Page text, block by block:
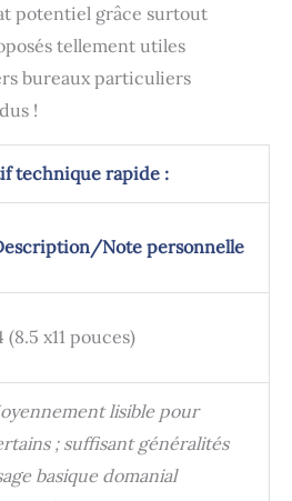
potentiel grâce surtout
tellement utiles
bureaux particuliers
!
technique rapide :
Note personnelle
(8.5 x11 pouces)
lisible pour
; suffisant généralités
basique domanial